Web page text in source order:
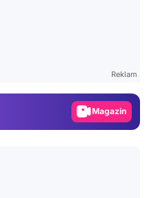
Reklam
Magazin